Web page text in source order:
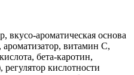
вкусо-ароматическая основа
витамин C,
бета-каротин,
кислотности